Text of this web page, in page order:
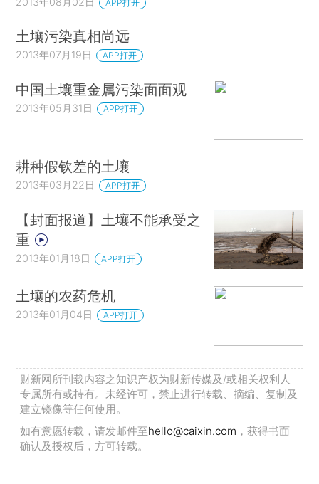
APP打开
土壤污染真相尚远
2013年07月19日 APP打开
中国土壤重金属污染面面观
2013年05月31日 APP打开
耕种假钦差的土壤
2013年03月22日 APP打开
【封面报道】土壤不能承受之
重
2013年01月18日 APP打开
土壤的农药危机
2013年01月04日 APP打开
财新网所刊载内容之知识产权为财新传媒及/或相关权利人
专属所有或持有。未经许可，禁止进行转载、摘编、复制及
建立镜像等任何使用。
如有意愿转载，请发邮件至hello@caixin.com ，获得书面
确认及授权后，方可转载。